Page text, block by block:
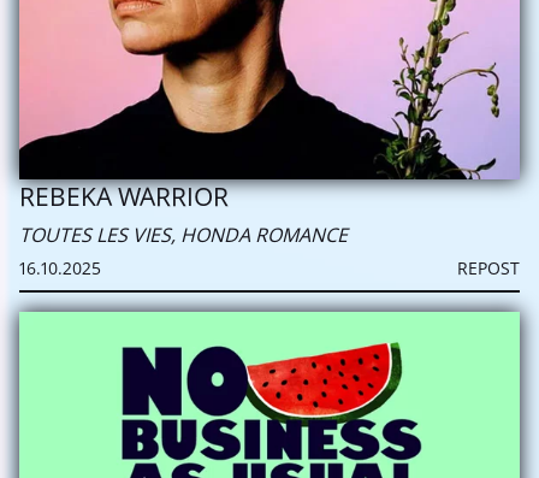
REBEKA WARRIOR
TOUTES LES VIES, HONDA ROMANCE
16.10.2025 REPOST